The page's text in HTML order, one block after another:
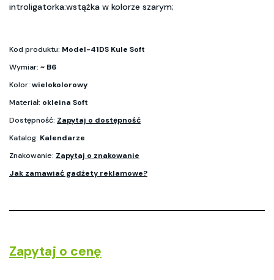
introligatorka:wstążka w kolorze szarym;
Kod produktu: Model-41DS Kule Soft
Wymiar: ~ B6
Kolor: wielokolorowy
Materiał: okleina Soft
Dostępność: Zapytaj o dostępność
Katalog: Kalendarze
Znakowanie: Zapytaj o znakowanie
Jak zamawiać gadżety reklamowe?
Zapytaj o cenę